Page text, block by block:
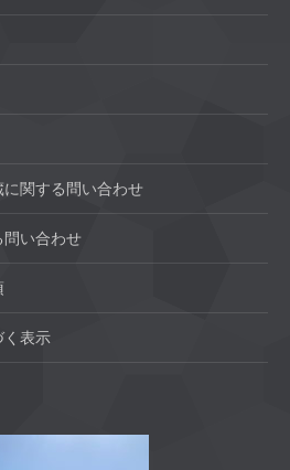
関する問い合わせ
問い合わせ
く表示